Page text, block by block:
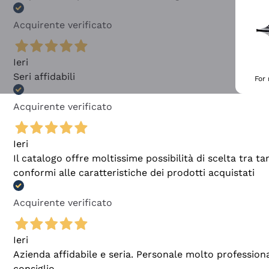
Acquirente verificato
Ieri
Seri affidabili
Acquirente verificato
Ieri
Il catalogo offre moltissime possibilità di scelta tra
conformi alle caratteristiche dei prodotti acquistati
Acquirente verificato
Ieri
Azienda affidabile e seria. Personale molto
For